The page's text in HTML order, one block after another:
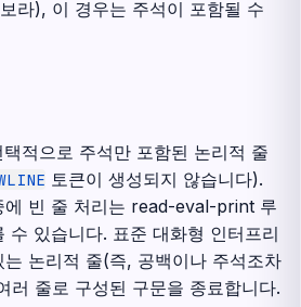
라), 이 경우는 주석이 포함될 수
적으로 주석만 포함된 논리적 줄
토큰이 생성되지 않습니다).
에 빈 줄 처리는 read-eval-print 루
수 있습니다. 표준 대화형 인터프리
논리적 줄(즉, 공백이나 주석조차
러 줄로 구성된 구문을 종료합니다.